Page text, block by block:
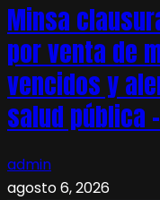
Minsa
por venta de
vencidos y
salud pública –
admin
agosto 6, 2026